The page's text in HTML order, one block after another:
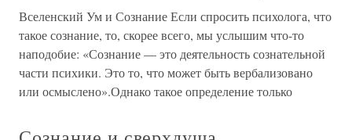
Вселенский Ум и Сознание Если спросить психолога, что
такое сознание, то, скорее всего, мы услышим что-то
наподобие: «Сознание — это деятельность сознательной
части психики. Это то, что может быть вербализовано
или осмыслено».Однако такое определение только